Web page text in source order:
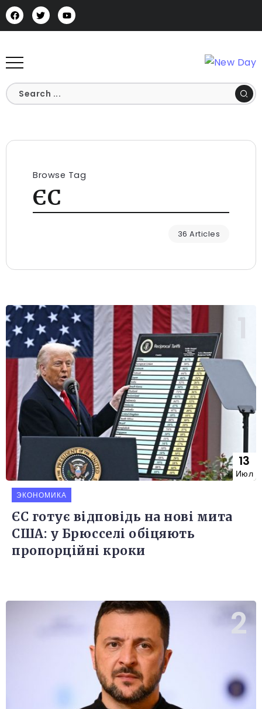
Browse Tag
ЄС
36 Articles
13
Июл
ЭКОНОМИКА
ЄС готує відповідь на нові мита
США: у Брюсселі обіцяють
пропорційні кроки